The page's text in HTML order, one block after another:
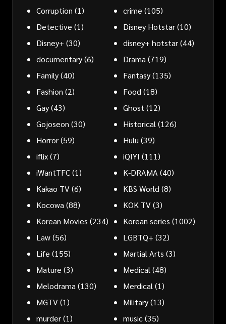
Corruption (1) crime (105)
Detective (1) Disney Hotstar(10)
Disney+ (30) disney+ hotstar(44)
documentary(6) Drama (719)
Family(40) Fantasy(135)
Fashion (2) Food (18)
Gay(43) Ghost (12)
Gojoseon (30) Historical (126)
Horror(59) Hulu (39)
iflix(7) iQIYI (111)
iWantTFC(1) K-DRAMA (40)
Kakao TV(6) KBS World (8)
Kocowa (88) KOK TV(3)
Korean Movies (234) Korean series (1002)
Law(56) LGBTQ+ (32)
Life (155) Martial Arts (3)
Mature (3) Medical (48)
Melodrama (130) Merdical (1)
MGTV(1) Military(13)
murder(1) music(35)